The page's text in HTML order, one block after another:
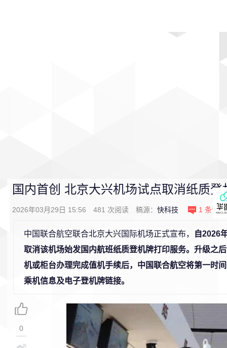
国内首创 北京大兴机场试点取消纸质登
2026年03月29日 15:56 481 次阅读 稿源： 快科技 1 条评论
中国联合航空联合北京大兴国际机场正式宣布，
自2026
取消该机场始发国内航班纸质登机牌打印服务。升级之
机或柜台办理完成值机手续后，中国联合航空将第一时
乘机信息及电子登机牌链接。
0